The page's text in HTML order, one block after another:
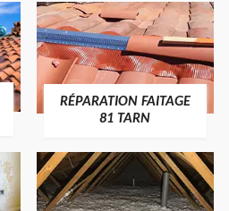
RÉPARATION FAITAGE
81 TARN